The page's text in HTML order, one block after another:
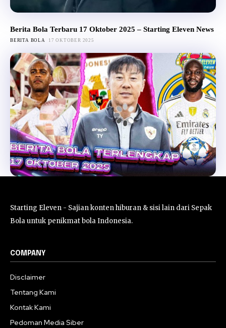
Berita Bola Terbaru 17 Oktober 2025 – Starting Eleven News
BERITA BOLA 17 OKTOBER 2025
Starting Eleven - Sajian konten hiburan & sisi lain dari Sepak
Bola untuk penikmat bola Indonesia.
COMPANY
Disclaimer
Tentang Kami
Kontak Kami
Pedoman Media Siber